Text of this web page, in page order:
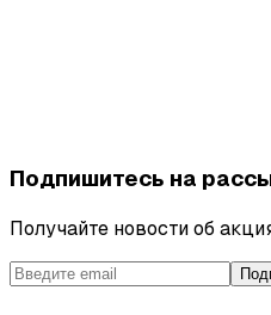
Подпишитесь на
Получайте новости об